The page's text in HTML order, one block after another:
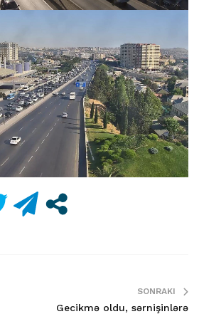
SONRAKI
Gecikmə oldu, sərnişinlərə